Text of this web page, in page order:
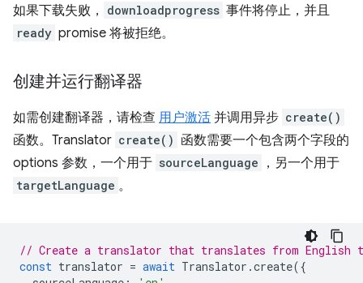
如果下载失败， downloadprogress 事件将停止，并且
ready promise 将被拒绝。
创建并运行翻译器
如需创建翻译器，请检查 用户激活 并调用异步 create()
函数。Translator create() 函数需要一个包含两个字段的
options 参数，一个用于 sourceLanguage ，另一个用于
targetLanguage 。
// Create a translator that translates from English
const translator = await Translator .create({